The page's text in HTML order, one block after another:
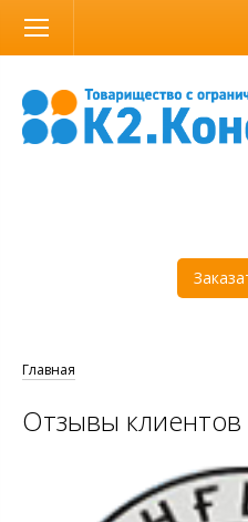
Размер шрифта
Главная
Отзывы клиентов